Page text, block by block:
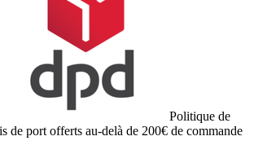
Politique de
de port offerts au-delà de 200€ de commande